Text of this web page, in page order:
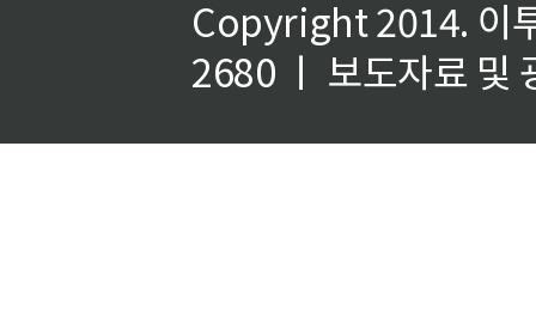
Copyright 2014. 이
2680 ㅣ 보도자료